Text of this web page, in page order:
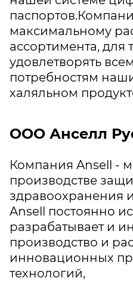
максимальному
ассортимента, для
удовлетворять
потребностям
халяльном
ООО Анселл
Компания Ansell -
производстве
здравоохранения
Ansell постоянно
разрабатывает и
производство и
инновационных
технологий,